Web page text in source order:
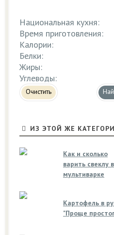
Национальная кухня:
Время приготовления:
Калории:
Белки:
Жиры:
Углеводы:
Очистить
ИЗ ЭТОЙ ЖЕ
Как и сколько
варить свеклу в
мультиварке
Картофель в
"Проще